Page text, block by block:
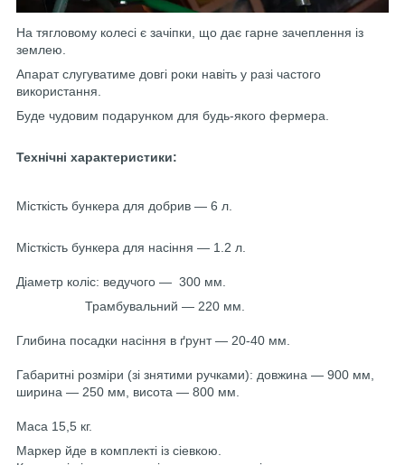
На тягловому колесі є зачіпки, що дає гарне зачеплення із
землею.
Апарат слугуватиме довгі роки навіть у разі частого
використання.
Буде чудовим подарунком для будь-якого фермера.
Технічні характеристики:
Місткість бункера для добрив — 6 л.
Місткість бункера для насіння — 1.2 л.
Діаметр коліс: ведучого — 300 мм.
Трамбувальний — 220 мм.
Глибина посадки насіння в ґрунт — 20-40 мм.
Габаритні розміри (зі знятими ручками): довжина — 900 мм,
ширина — 250 мм, висота — 800 мм.
Маса 15,5 кг.
Маркер йде в комплекті із сіевкою.